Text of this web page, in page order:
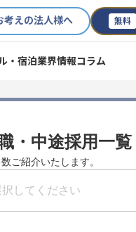
考えの法人様へ 無料
・宿泊業界情報コラム
・中途採用一覧
ご紹介いたします。
択してください